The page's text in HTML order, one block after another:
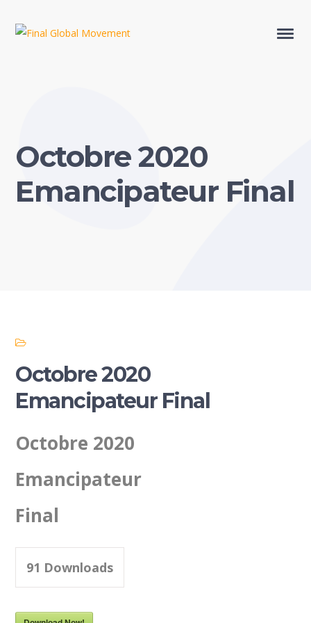
Octobre 2020
Emancipateur Final
Octobre 2020
Emancipateur Final
Octobre 2020
Emancipateur
Final
91 Downloads